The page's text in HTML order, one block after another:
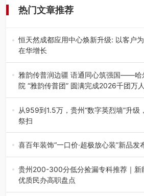
热门文章推荐
恒天然成都应用中心焕新升级: 以客户
在华增长
融合全球研发实力与本土洞察，深化客
场创新发展 （7月27日，成…
雅韵传普润边疆 语通同心筑强国——哈
院 “雅韵传普团” 圆满完成2026千团万
为扎实推进2026“千团万人推普强国行
践，牢牢紧扣 “雅韵传普…
从959到1.5万，贵州“数字英烈墙”升级
祭扫
八一建军节到来之际，由贵州省退役军
市退役军人事务局联合贵州广电…
喜百年装饰“一口价·超极放心装”新品发
2026年7月31日，喜百年装饰“一口价·
会在贵阳隆重举行。…
贵州200-300分低分捡漏专科推荐｜新
优质民办高职盘点
在贵州省高考志愿填报体系中，200至